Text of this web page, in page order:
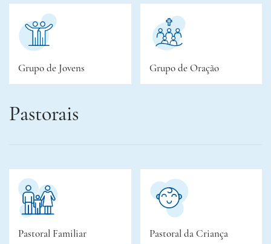
Grupo de Jovens Grupo de Oração
Pastorais
Pastoral Familiar Pastoral da Criança